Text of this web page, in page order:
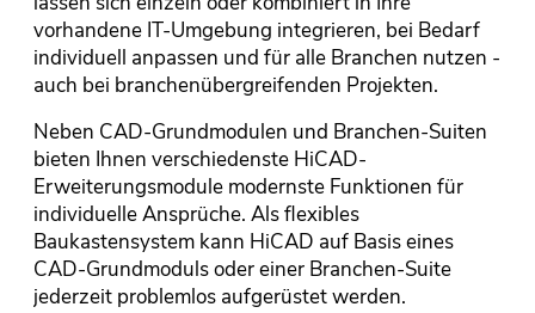
vorhandene IT-Umgebung integrieren, bei Bedarf
individuell anpassen und für alle Branchen nutzen -
auch bei branchenübergreifenden Projekten.
Neben CAD-Grundmodulen und Branchen-Suiten
bieten Ihnen verschiedenste HiCAD-
Erweiterungsmodule modernste Funktionen für
individuelle Ansprüche. Als flexibles
Baukastensystem kann HiCAD auf Basis eines
CAD-Grundmoduls oder einer Branchen-Suite
jederzeit problemlos aufgerüstet werden.